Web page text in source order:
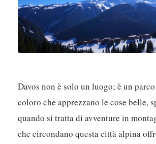
Davos non è solo un luogo; è un
coloro che apprezzano le cose belle,
quando si tratta di avventure in
che circondano questa città alpina